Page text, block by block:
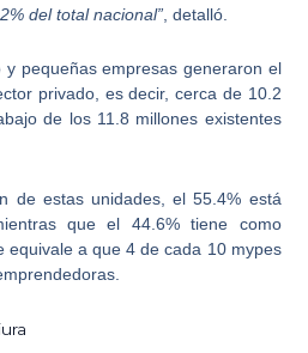
del total nacional” , detalló.
pequeñas empresas generaron el
privado, es decir, cerca de 10.2
de los 11.8 millones existentes
de estas unidades,el 55.4% está
que el 44.6% tiene como
equivale a que 4 de cada 10 mypes